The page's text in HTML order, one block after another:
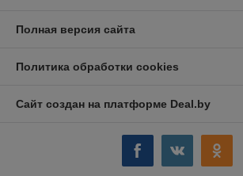
Полная версия сайта
Политика обработки cookies
Сайт создан на платформе Deal.by